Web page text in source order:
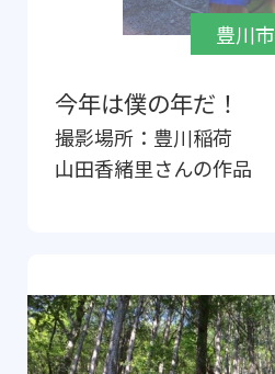
豊川市
今年は僕の年だ！
撮影場所： 豊川稲荷
山田香緒里さんの作品